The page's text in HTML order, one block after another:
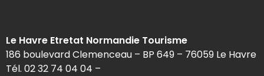
Le Havre Etretat Normandie Tourisme
186 boulevard Clemenceau – BP 649 – 76059 Le Havre
Tél. 02 32 74 04 04 –